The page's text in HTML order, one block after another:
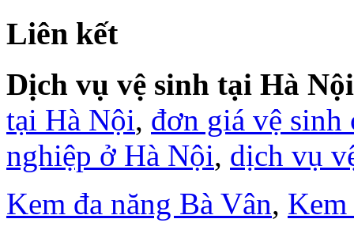
Liên kết
Dịch vụ vệ sinh tại Hà
tại Hà Nội, đơn giá vệ sinh
nghiệp ở Hà Nội, dịch vụ
Kem đa năng Bà Vân,